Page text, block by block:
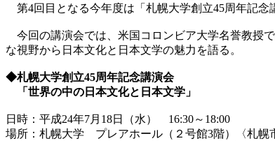
第4回目となる今年度は「札幌大学創立45周年記念
今回の講演会では、米国コロンビア大学名誉教授
な視野から日本文化と日本文学の魅力を語る。
◆札幌大学創立45周年記念講演会
「世界の中の日本文化と日本文学」
日時：平成24年7月18日（水） 16:30～18:00
場所：札幌大学 プレアホール（２号館3階）〈札幌